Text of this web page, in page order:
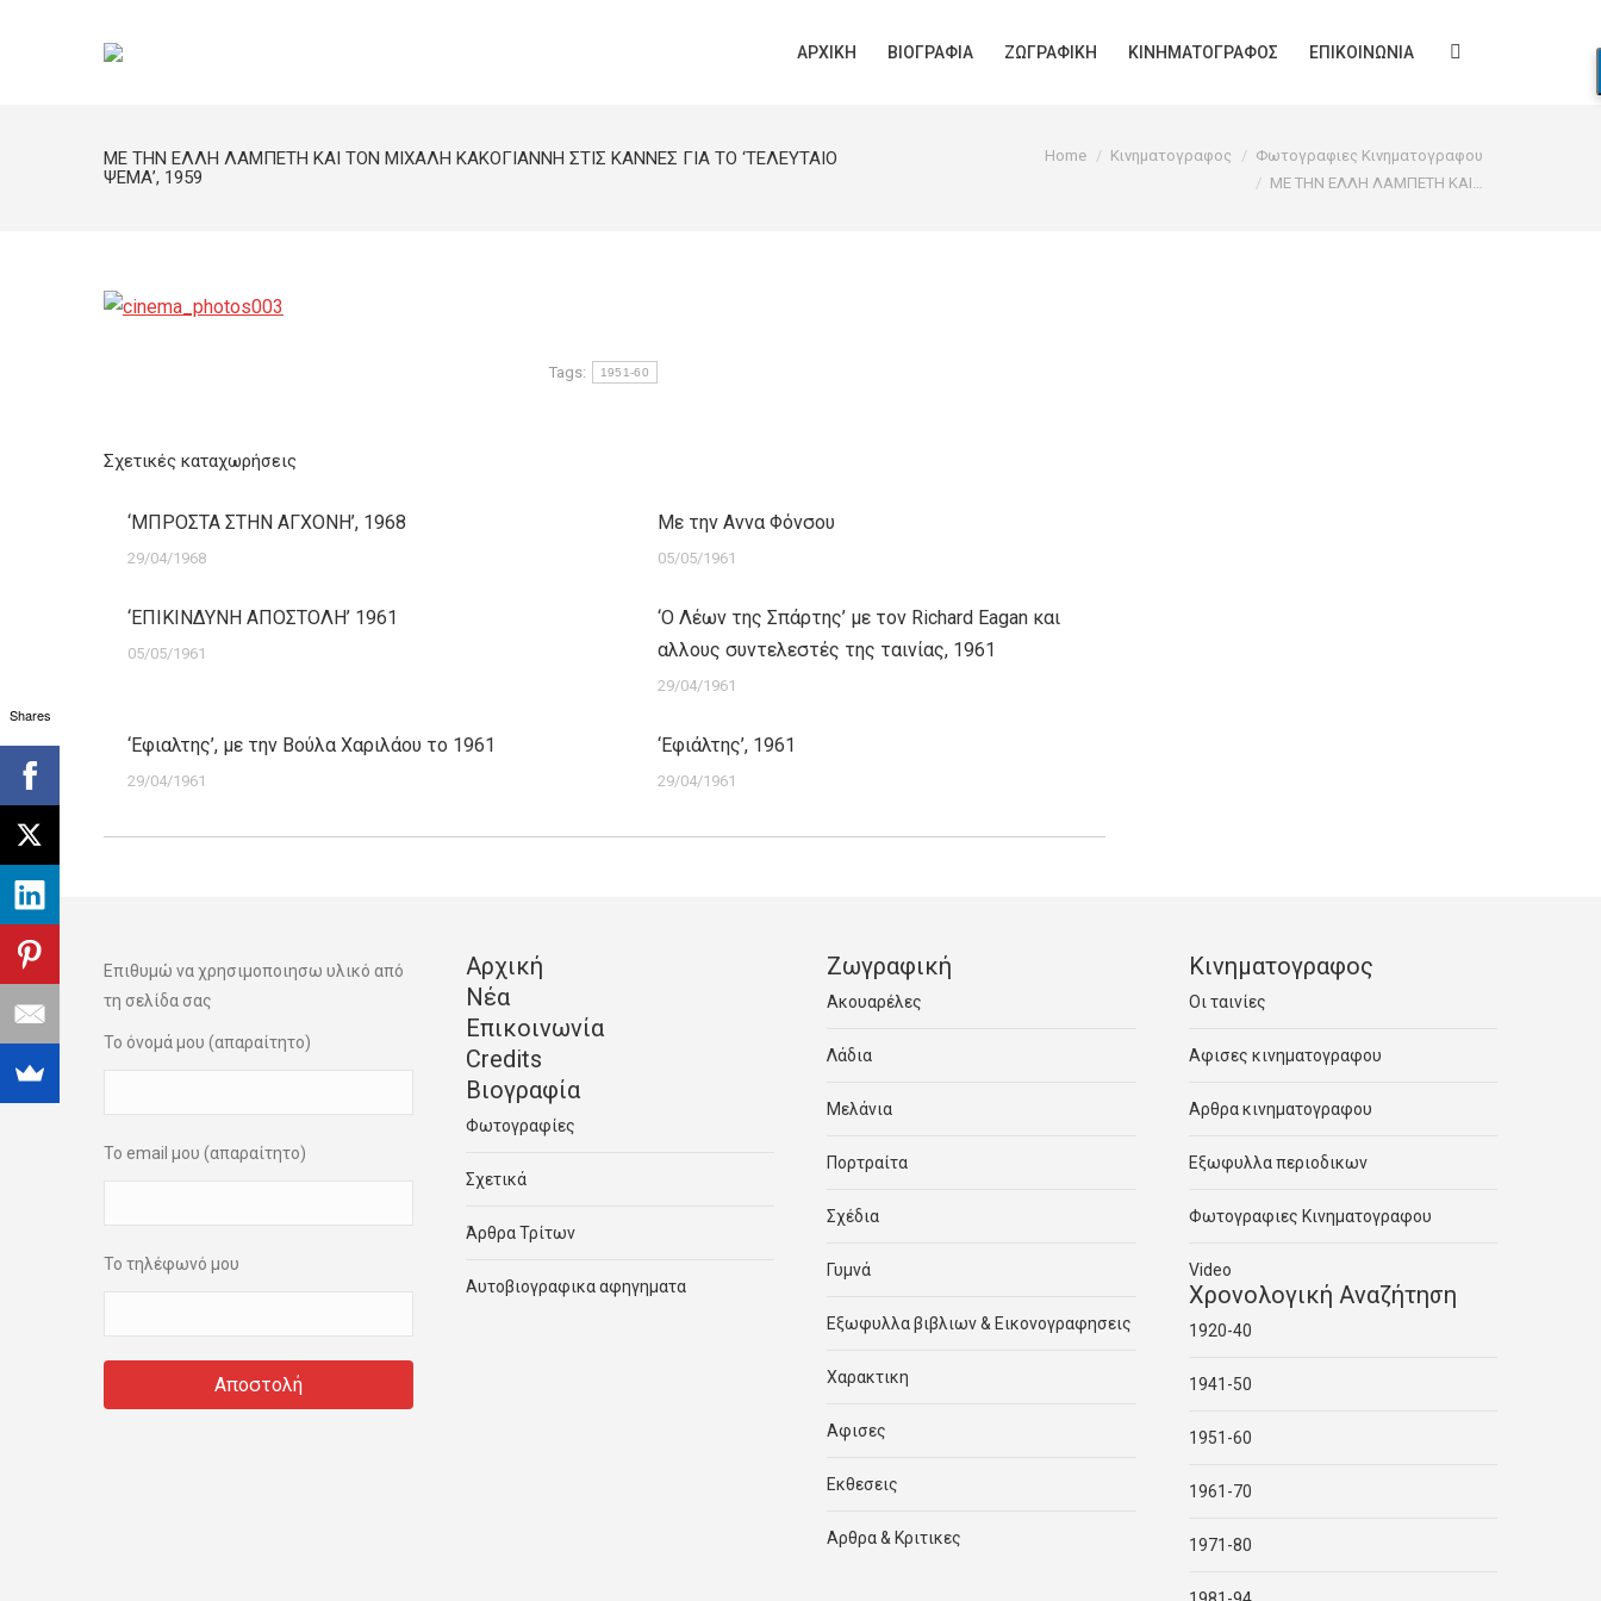
ΑΡΧΙΚΉ ΒΙΟΓΡΑΦΊΑ ΖΩΓΡΑΦΙΚΉ ΚΙΝΗΜΑΤΟΓΡΆΦΟΣ ΕΠΙΚΟΙΝΩΝΊΑ Search:
ΜΕ ΤΗΝ ΕΛΛΗ ΛΑΜΠΕΤΗ ΚΑΙ ΤΟΝ ΜΙΧΑΛΗ ΚΑΚΟΓΙΑΝΝΗ ΣΤΙΣ ΚΑΝΝΕΣ ΓΙΑ ΤΟ ‘ΤΕΛΕΥΤΑΙΟ
ΨΕΜΑ’, 1959
Home Κινηματογραφος
Φωτογραφιες Κινηματογραφου
ΜΕ ΤΗΝ ΕΛΛΗ ΛΑΜΠΕΤΗ ΚΑΙ…
Tags: 1951-60
Σχετικές καταχωρήσεις
‘ΜΠΡΟΣΤΑ ΣΤΗΝ ΑΓΧΟΝΗ’, 1968
29/04/1968
Με την Αννα Φόνσου
05/05/1961
‘ΕΠΙΚΙΝΔΥΝΗ ΑΠΟΣΤΟΛΗ’ 1961
05/05/1961
‘Ο Λέων της Σπάρτης’ με τον Richard Eagan και
αλλους συντελεστές της ταινίας, 1961
29/04/1961
‘Εφιαλτης’, με την Βούλα Χαριλάου το 1961
29/04/1961
‘Εφιάλτης’, 1961
29/04/1961
Επιθυμώ να χρησιμοποιησω υλικό από
τη σελίδα σας
Το όνομά μου (απαραίτητο)
Το email μου (απαραίτητο)
Το τηλέφωνό μου
Αρχική
Νέα
Επικοινωνία
Credits
Βιογραφία
Φωτογραφίες
Σχετικά
Άρθρα Τρίτων
Αυτοβιογραφικα αφηγηματα
Ζωγραφική
Ακουαρέλες
Λάδια
Μελάνια
Πορτραίτα
Σχέδια
Γυμνά
Εξωφυλλα βιβλιων & Εικονογραφησεις
Χαρακτικη
Αφισες
Εκθεσεις
Αρθρα & Κριτικες
Κινηματογραφος
Οι ταινίες
Αφισες κινηματογραφου
Αρθρα κινηματογραφου
Εξωφυλλα περιοδικων
Φωτογραφιες Κινηματογραφου
Video
Χρονολογική Αναζήτηση
1920-40
1941-50
1951-60
1961-70
1971-80
Shares